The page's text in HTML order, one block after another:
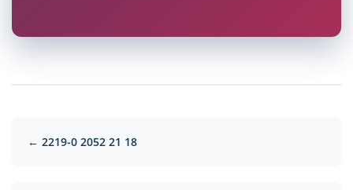
← 2219-0 2052 21 18